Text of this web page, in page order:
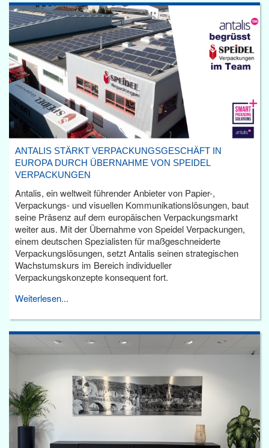
ANTALIS STÄRKT VERPACKUNGSGESCHÄFT IN
EUROPA DURCH ÜBERNAHME VON SPEIDEL
VERPACKUNGEN
Antalis, ein weltweit führender Anbieter von Papier-,
Verpackungs- und visuellen Kommunikationslösungen, baut
seine Präsenz auf dem europäischen Verpackungsmarkt
weiter aus. Mit der Übernahme von Speidel Verpackungen,
einem deutschen Spezialisten für maßgeschneiderte
Verpackungslösungen, setzt Antalis seinen strategischen
Wachstumskurs im Bereich individueller
Verpackungskonzepte konsequent fort.
Weiterlesen...